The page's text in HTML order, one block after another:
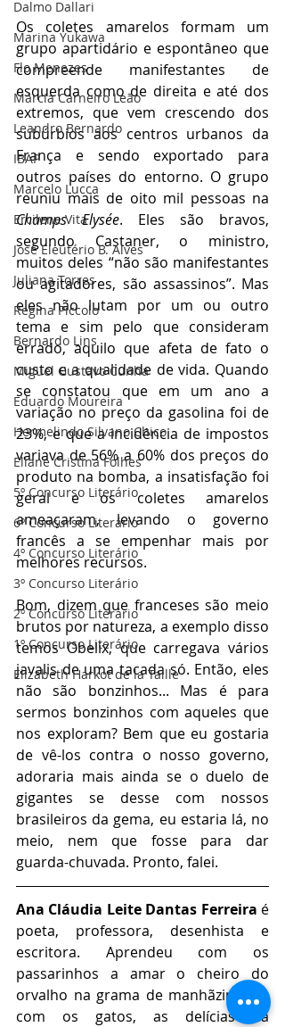
Dalmo Dallari
Marina Yukawa
Flo Menezes
Márcia Carneiro Leão
Leandro Bernardo
IBAP
Marcelo Lucca
Ercilene Vita
José Eleutério B. Alves
Juliana Torres
Regina Piccolo
Bernardo Lins
Miguel Gustavo Cunha
Eduardo Moureira
Hermelindo Silvano Chico
Eliane Cristina Folhes
5º Concurso Literário
6º Concurso Literário
4º Concurso Literário
3º Concurso Literário
2º Concurso Literário
1º Concurso Literário
Elizabeth Harkot de la Taille
Os coletes amarelos formam um
grupo apartidário e espontâneo que
compreende manifestantes de
esquerda como de direita e até dos
extremos, que vem crescendo dos
subúrbios aos centros urbanos da
França e sendo exportado para
outros países do entorno. O grupo
Champs Elysée. Eles são bravos,
segundo Castaner, o ministro,
muitos deles “não são manifestantes
ou agitadores, são assassinos”. Mas
eles não lutam por um ou outro
tema e sim pelo que consideram
errado, aquilo que afeta de fato o
custo e a qualidade de vida. Quando
se constatou que em um ano a
variação no preço da gasolina foi de
23%, e que a incidência de impostos
variava de 56% a 60% dos preços do
produto na bomba, a insatisfação foi
geral e os coletes amarelos
ameaçaram, levando o governo
francês a se empenhar mais por
melhores recursos.
Bom, dizem que franceses são meio
brutos por natureza, a exemplo disso
temos Obelix, que carregava vários
javalis de uma tacada só. Então, eles
não são bonzinhos... Mas é para
sermos bonzinhos com aqueles que
nos exploram? Bem que eu gostaria
de vê-los contra o nosso governo,
adoraria mais ainda se o duelo de
gigantes se desse com nossos
brasileiros da gema, eu estaria lá, no
meio, nem que fosse para dar
guarda-chuvada. Pronto, falei.
Ana Cláudia Leite Dantas Ferreira é
poeta, professora, desenhista e
escritora. Aprendeu com os
passarinhos a amar o cheiro do
orvalho na grama de manhãzinha e,
com os gatos, as delícias da